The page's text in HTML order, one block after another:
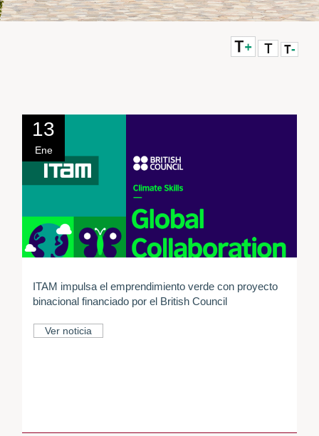
13
Ene
ITAM impulsa el emprendimiento verde con proyecto
binacional financiado por el British Council
Ver noticia